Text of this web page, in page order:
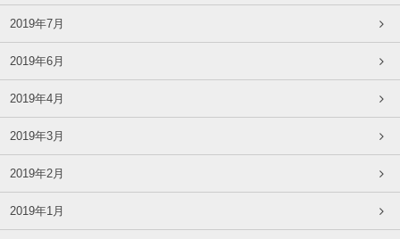
2019年7月
2019年6月
2019年4月
2019年3月
2019年2月
2019年1月